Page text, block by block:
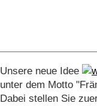
Unsere neue Idee
unter dem Motto
Dabei stellen Sie